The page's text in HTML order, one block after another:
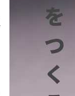
を
つ
く